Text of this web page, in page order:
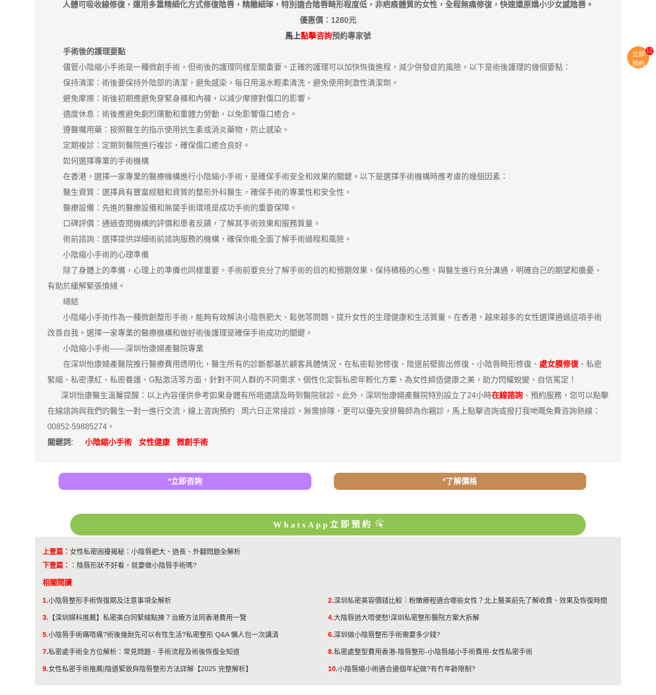
人體可吸收線修復，運用多重精細化方式修復陰唇，精雕細琢，特別適合陰唇畸形程度低，非疤痕體質的女性，全程無痛修復，快速還原嬌小少女感陰唇。
優惠價：1280元
馬上點擊咨詢預約專家號
手術後的護理要點
儘管小陰縮小手術是一種微創手術，但術後的護理同樣至關重要。正確的護理可以加快恢復進程，減少併發症的風險。以下是術後護理的幾個要點：
保持清潔：術後要保持外陰部的清潔，避免感染。每日用溫水輕柔清洗，避免使用刺激性清潔劑。
避免摩擦：術後初期應避免穿緊身褲和內褲，以減少摩擦對傷口的影響。
適度休息：術後應避免劇烈運動和重體力勞動，以免影響傷口癒合。
遵醫囑用藥：按照醫生的指示使用抗生素或消炎藥物，防止感染。
定期複診：定期到醫院進行複診，確保傷口癒合良好。
如何選擇專業的手術機構
在香港，選擇一家專業的醫療機構進行小陰縮小手術，是確保手術安全和效果的關鍵。以下是選擇手術機構時應考慮的幾個因素：
醫生資質：選擇具有豐富經驗和資質的整形外科醫生，確保手術的專業性和安全性。
醫療設備：先進的醫療設備和無菌手術環境是成功手術的重要保障。
口碑評價：通過查閱機構的評價和患者反饋，了解其手術效果和服務質量。
術前諮詢：選擇提供詳細術前諮詢服務的機構，確保你能全面了解手術過程和風險。
小陰縮小手術的心理準備
除了身體上的準備，心理上的準備也同樣重要。手術前要充分了解手術的目的和預期效果，保持積極的心態。與醫生進行充分溝通，明確自己的期望和擔憂，
有助於緩解緊張情緒。
總結
小陰縮小手術作為一種微創整形手術，能夠有效解決小陰唇肥大、鬆弛等問題，提升女性的生理健康和生活質量。在香港，越來越多的女性選擇通過這項手術
改善自我。選擇一家專業的醫療機構和做好術後護理是確保手術成功的關鍵。
小陰縮小手術——深圳怡康婦產醫院專業
在深圳怡康婦產醫院推行醫療費用透明化，醫生所有的診斷都基於顧客具體情況，在私密鬆弛修復、陰道前壁膨出修復、小陰唇畸形修復、 處女膜修復 、私密
緊縮、私密漂紅、私密養護、G點激活等方面，針對不同人群的不同需求，個性化定製私密年輕化方案，為女性締造健康之美，助力閃耀蛻變、自信篤定！
深圳怡康醫生溫馨提醒：以上內容僅供參考如果身體有所唔適請及時到醫院就診。此外，深圳怡康婦產醫院特別設立了24小時在線諮詢 、預約服務，您可以點擊
在線諮詢與我們的醫生一對一進行交流，線上咨詢預約 · ‎周六日正常接診，無需排隊，更可以優先安排醫師為你親診，馬上點擊咨詢或撥打我哋嘅免費咨詢熱線：
00852-59885274。
關鍵詞:
小陰縮小手術 女性健康 微創手術
*立即咨詢 *了解價格
WhatsApp立即預約
上壹篇： 女性私密困擾揭秘：小陰唇肥大、過長、外翻問題全解析
下壹篇：
： 陰唇形狀不好看，就要做小陰唇手術嗎?
相關閱讀
1.小陰唇整形手術恢復期及注意事項全解析 2.深圳私密美容價錢比較｜粉嫩療程適合哪些女性？北上醫美前先了解收費、效果及恢復時間
3. 【深圳婦科推薦】私密美白同緊縮點揀？治療方法同香港費用一覽 4.大陰唇過大唔使愁!深圳私密整形醫院方案大拆解
5.小陰唇手術痛唔痛?術後幾耐先可以有性生活?私密整形 Q&A 懶人包一次講清 6.深圳做小陰唇整形手術需要多少錢?
7.私密處手術全方位解析：常見問題、手術流程及術後恢復全知道 8.私密處整型費用香港-陰唇整形-小陰唇縮小手術費用-女性私密手術
9.女性私密手術推薦|陰道緊致與陰唇整形方法詳解【2025 完整解析】 10.小陰唇縮小術適合邊個年紀做?有冇年齡限制?
立即
預約
13